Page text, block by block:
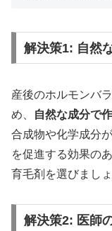
解決策1: 自然
産後のホルモンバ
め、
自然な成分で
合成物や化学成分
を促進する効果の
育毛剤を選びましょ
解決策2: 医師